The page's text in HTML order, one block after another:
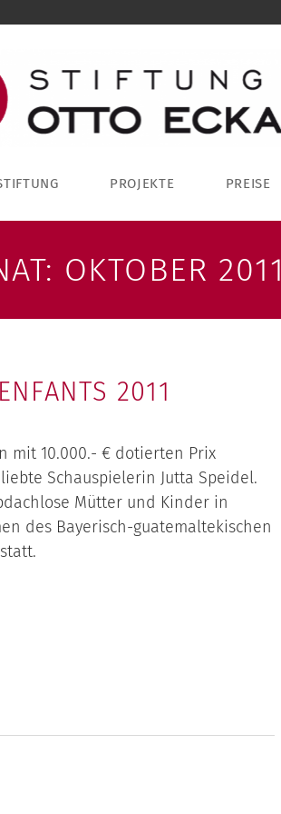
PROJEKTE PREISE
OKTOBER 2011
2011
mit 10.000.- € dotierten Prix
Schauspielerin Jutta Speidel.
Mütter und Kinder in
des Bayerisch-guatemaltekischen